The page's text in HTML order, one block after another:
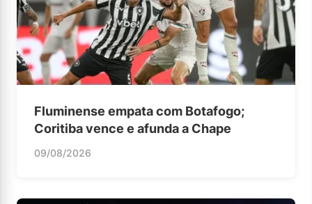
Fluminense empata com Botafogo;
Coritiba vence e afunda a Chape
09/08/2026